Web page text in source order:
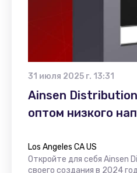
31 июля 2025 г. 13:31
Ainsen Distribution
оптом низкого
Los Angeles CA US
Откройте для себя Ainsen
своего создания в 2024